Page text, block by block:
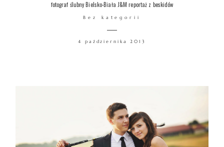
fotograf ślubny Bielsko-Biała J&M reportaż z beskidów
Bez kategorii
4 października 2013